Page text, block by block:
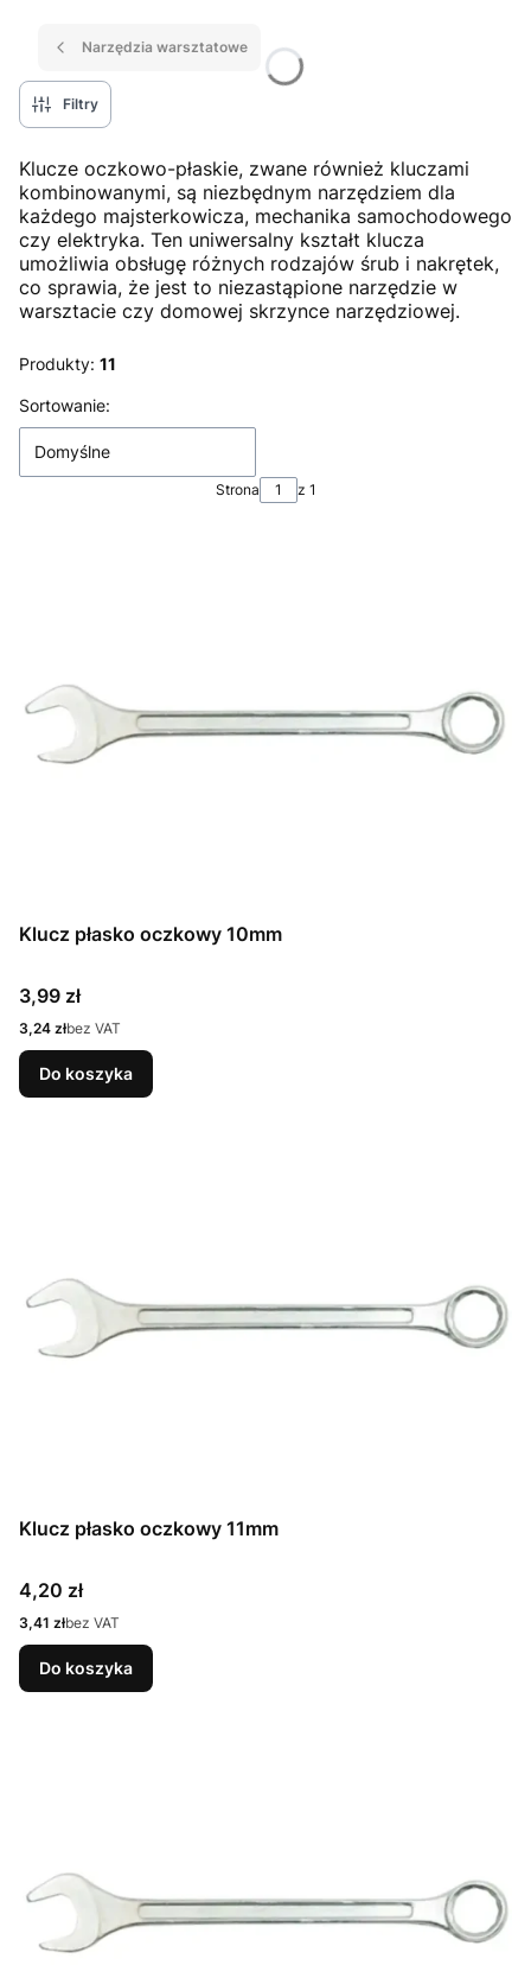
Narzędzia warsztatowe
Filtry
Klucze oczkowo-płaskie, zwane również kluczami
kombinowanymi, są niezbędnym narzędziem dla
każdego majsterkowicza, mechanika samochodowego
czy elektryka. Ten uniwersalny kształt klucza
umożliwia obsługę różnych rodzajów śrub i nakrętek,
co sprawia, że jest to niezastąpione narzędzie w
warsztacie czy domowej skrzynce narzędziowej.
Produkty: 11
Lista produktów
Sortowanie:
Domyślne
Strona z 1
Klucz płasko oczkowy 10mm
Cena
3,99 zł
Cena
3,24 złbez VAT
Do koszyka
Klucz płasko oczkowy 11mm
Cena
4,20 zł
Cena
3,41 złbez VAT
Do koszyka